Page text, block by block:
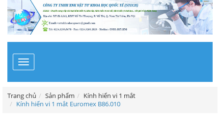
Toggle
navigation
Trang chủ Sản phẩm
Kính hiển vi 1 mắt
Kính hiển vi 1 mắt Euromex B86.010